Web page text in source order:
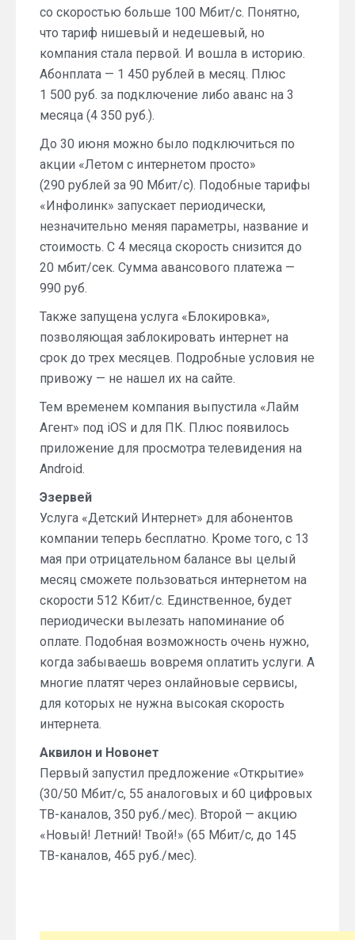
со скоростью больше 100 Мбит/с. Понятно,
что тариф нишевый и недешевый, но
компания стала первой. И вошла в историю.
Абонплата — 1 450 рублей в месяц. Плюс
1 500 руб. за подключение либо аванс на 3
месяца (4 350 руб.).
До 30 июня можно было подключиться по
акции «Летом с интернетом просто»
(290 рублей за 90 Мбит/с). Подобные тарифы
«Инфолинк» запускает периодически,
незначительно меняя параметры, название и
стоимость. С 4 месяца скорость снизится до
20 мбит/сек. Сумма авансового платежа —
990 руб.
Также запущена услуга «Блокировка»,
позволяющая заблокировать интернет на
срок до трех месяцев. Подробные условия не
привожу — не нашел их на сайте.
Тем временем компания выпустила «Лайм
Агент» под iOS и для ПК. Плюс появилось
приложение для просмотра телевидения на
Android.
Эзервей
Услуга «Детский Интернет» для абонентов
компании теперь бесплатно. Кроме того, с 13
мая при отрицательном балансе вы целый
месяц сможете пользоваться интернетом на
скорости 512 Кбит/с. Единственное, будет
периодически вылезать напоминание об
оплате. Подобная возможность очень нужно,
когда забываешь вовремя оплатить услуги. А
многие платят через онлайновые сервисы,
для которых не нужна высокая скорость
интернета.
Аквилон и Новонет
Первый запустил предложение «Открытие»
(30/50 Мбит/с, 55 аналоговых и 60 цифровых
ТВ-каналов, 350 руб./мес). Второй — акцию
«Новый! Летний! Твой!» (65 Мбит/с, до 145
ТВ-каналов, 465 руб./мес).